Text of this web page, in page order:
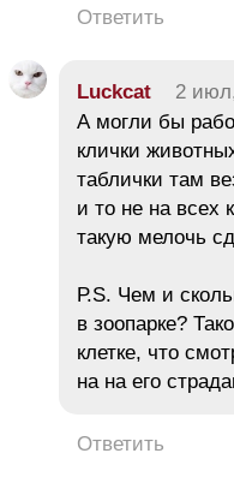
Ответить
Luckcat 2
А могли бы
клички
таблички там
и то не на всех
такую мелочь
Р.S. Чем и
в зоопарке?
клетке, что
на на его
Ответить